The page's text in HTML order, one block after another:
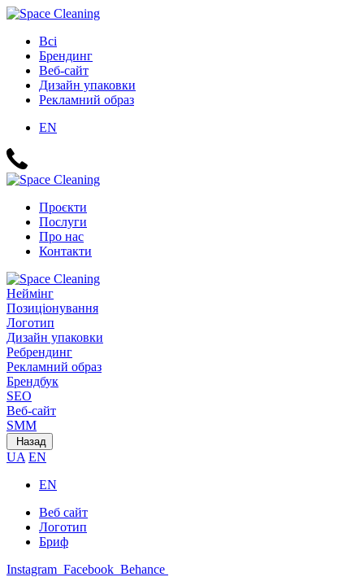
Всі
Брендинг
Веб-сайт
Дизайн упаковки
Рекламний образ
EN
Проєкти
Послуги
Про нас
Контакти
Неймінг
Позиціонування
Логотип
Дизайн упаковки
Ребрендинг
Рекламний образ
Брендбук
SEO
Веб-сайт
SMM
Назад
UA EN
EN
Веб сайт
Логотип
Бриф
Instagram Facebook Behance